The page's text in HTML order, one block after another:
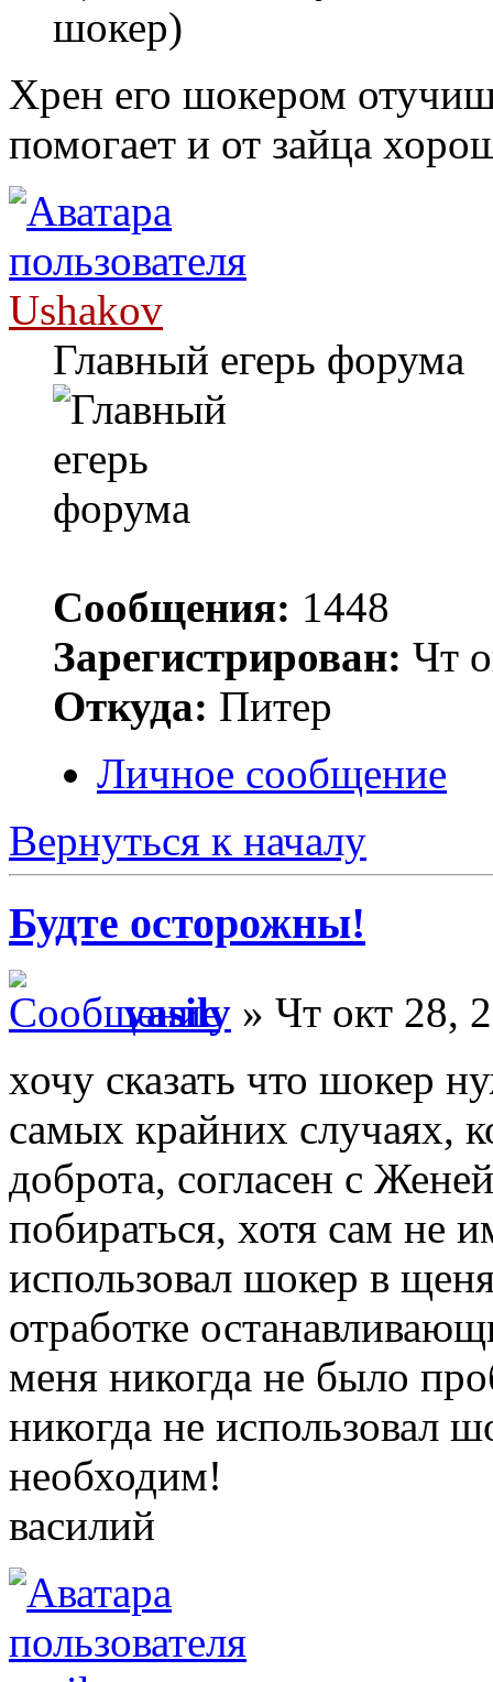
шокер)
Хрен его шокером
помогает и от зайца
Ushakov
Главный егерь форума
Сообщения: 1448
Зарегистрирован: Чт
Откуда: Питер
Личное сообщение
Вернуться к началу
Будте осторожны!
vasily » Чт окт 28,
хочу сказать что шокер
самых крайних случаях,
доброта, согласен с
побираться, хотя сам не
использовал шокер в
отработке
меня никогда не было
никогда не использовал
необходим!
василий